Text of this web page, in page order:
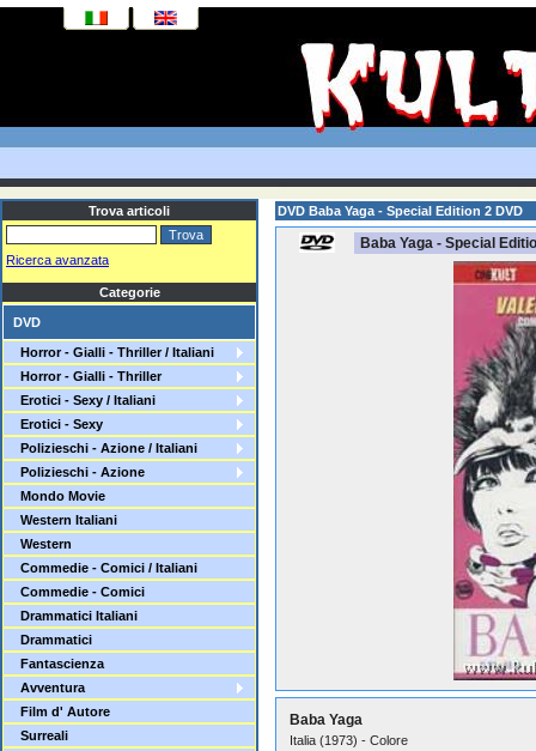
Trova articoli
Ricerca avanzata
Categorie
DVD
Horror - Gialli - Thriller / Italiani
Horror - Gialli - Thriller
Erotici - Sexy / Italiani
Erotici - Sexy
Polizieschi - Azione / Italiani
Polizieschi - Azione
Mondo Movie
Western Italiani
Western
Commedie - Comici / Italiani
Commedie - Comici
Drammatici Italiani
Drammatici
Fantascienza
Avventura
Film d' Autore
Surreali
DVD Baba Yaga - Special Edition 2 DVD
Baba Yaga - Special
Baba Yaga
Italia (1973) - Colore